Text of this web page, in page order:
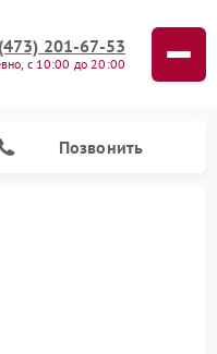
201-67-53
с 10:00 до 20:00
Позвонить